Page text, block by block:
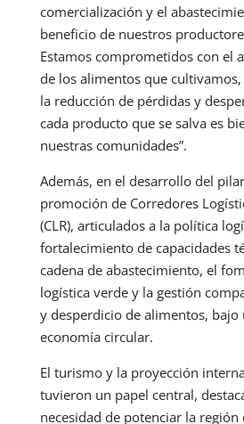
comercialización y el
beneficio de nuestros
Estamos comprometidos con el
de los alimentos que
la reducción de pérdidas y
cada producto que se salva es
nuestras comunidades”.
Además, en el desarrollo del
promoción de Corredores
(CLR), articulados a la política
fortalecimiento de capacidades
cadena de abastecimiento, el
logística verde y la gestión
y desperdicio de alimentos, bajo
economía circular.
El turismo y la proyección
tuvieron un papel central,
necesidad de potenciar la